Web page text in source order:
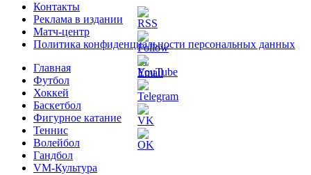
Контакты
Реклама в издании
Матч-центр
Политика конфиденциальности персональных данных
Главная
Футбол
Хоккей
Баскетбол
Фигурное катание
Теннис
Волейбол
Гандбол
VM-Культура